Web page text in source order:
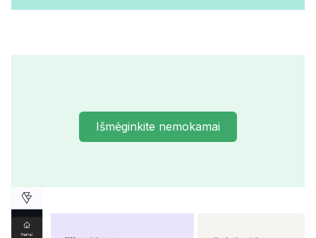
Išmėginkite nemokamai